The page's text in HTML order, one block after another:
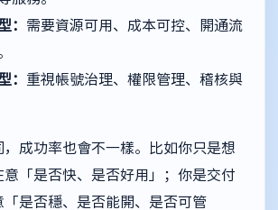
： 需要資源可用、成本可控、開通流
： 重視帳號治理、權限管理、稽核與
成功率也會不一樣。比如你只是想
意「是否快、是否好用」；你是交付
「是否穩、是否能開、是否可管